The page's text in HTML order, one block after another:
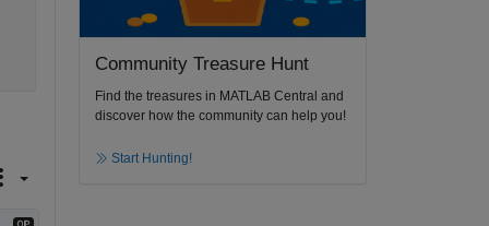
Community Treasure Hunt
Find the treasures in MATLAB Central and
discover how the community can help you!
Start Hunting!